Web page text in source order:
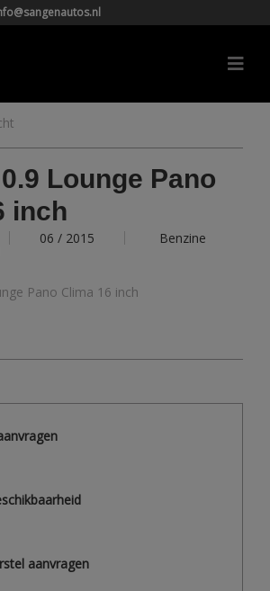
Lounge Pano
inch
06 / 2015 Benzine
aanvragen